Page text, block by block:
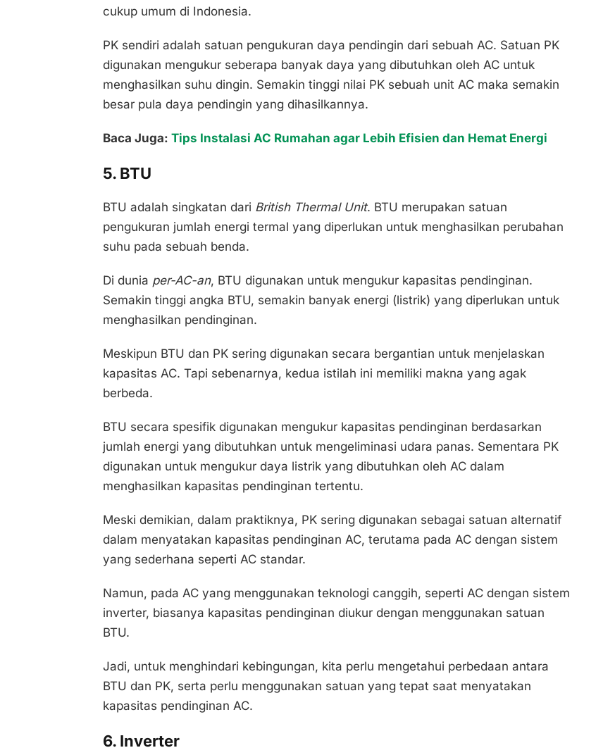
cukup umum di Indonesia.
PK sendiri adalah satuan pengukuran daya pendingin dari sebuah AC. Satuan PK
digunakan mengukur seberapa banyak daya yang dibutuhkan oleh AC untuk
menghasilkan suhu dingin. Semakin tinggi nilai PK sebuah unit AC maka semakin
besar pula daya pendingin yang dihasilkannya.
Baca Juga: Tips Instalasi AC Rumahan agar Lebih Efisien dan Hemat Energi
5. BTU
BTU adalah singkatan dari British Thermal Unit. BTU merupakan satuan
pengukuran jumlah energi termal yang diperlukan untuk menghasilkan perubahan
suhu pada sebuah benda.
Di dunia per-AC-an, BTU digunakan untuk mengukur kapasitas pendinginan.
Semakin tinggi angka BTU, semakin banyak energi (listrik) yang diperlukan untuk
menghasilkan pendinginan.
Meskipun BTU dan PK sering digunakan secara bergantian untuk menjelaskan
kapasitas AC. Tapi sebenarnya, kedua istilah ini memiliki makna yang agak
berbeda.
BTU secara spesifik digunakan mengukur kapasitas pendinginan berdasarkan
jumlah energi yang dibutuhkan untuk mengeliminasi udara panas. Sementara PK
digunakan untuk mengukur daya listrik yang dibutuhkan oleh AC dalam
menghasilkan kapasitas pendinginan tertentu.
Meski demikian, dalam praktiknya, PK sering digunakan sebagai satuan alternatif
dalam menyatakan kapasitas pendinginan AC, terutama pada AC dengan sistem
yang sederhana seperti AC standar.
Namun, pada AC yang menggunakan teknologi canggih, seperti AC dengan sistem
inverter, biasanya kapasitas pendinginan diukur dengan menggunakan satuan
BTU.
Jadi, untuk menghindari kebingungan, kita perlu mengetahui perbedaan antara
BTU dan PK, serta perlu menggunakan satuan yang tepat saat menyatakan
kapasitas pendinginan AC.
6. Inverter